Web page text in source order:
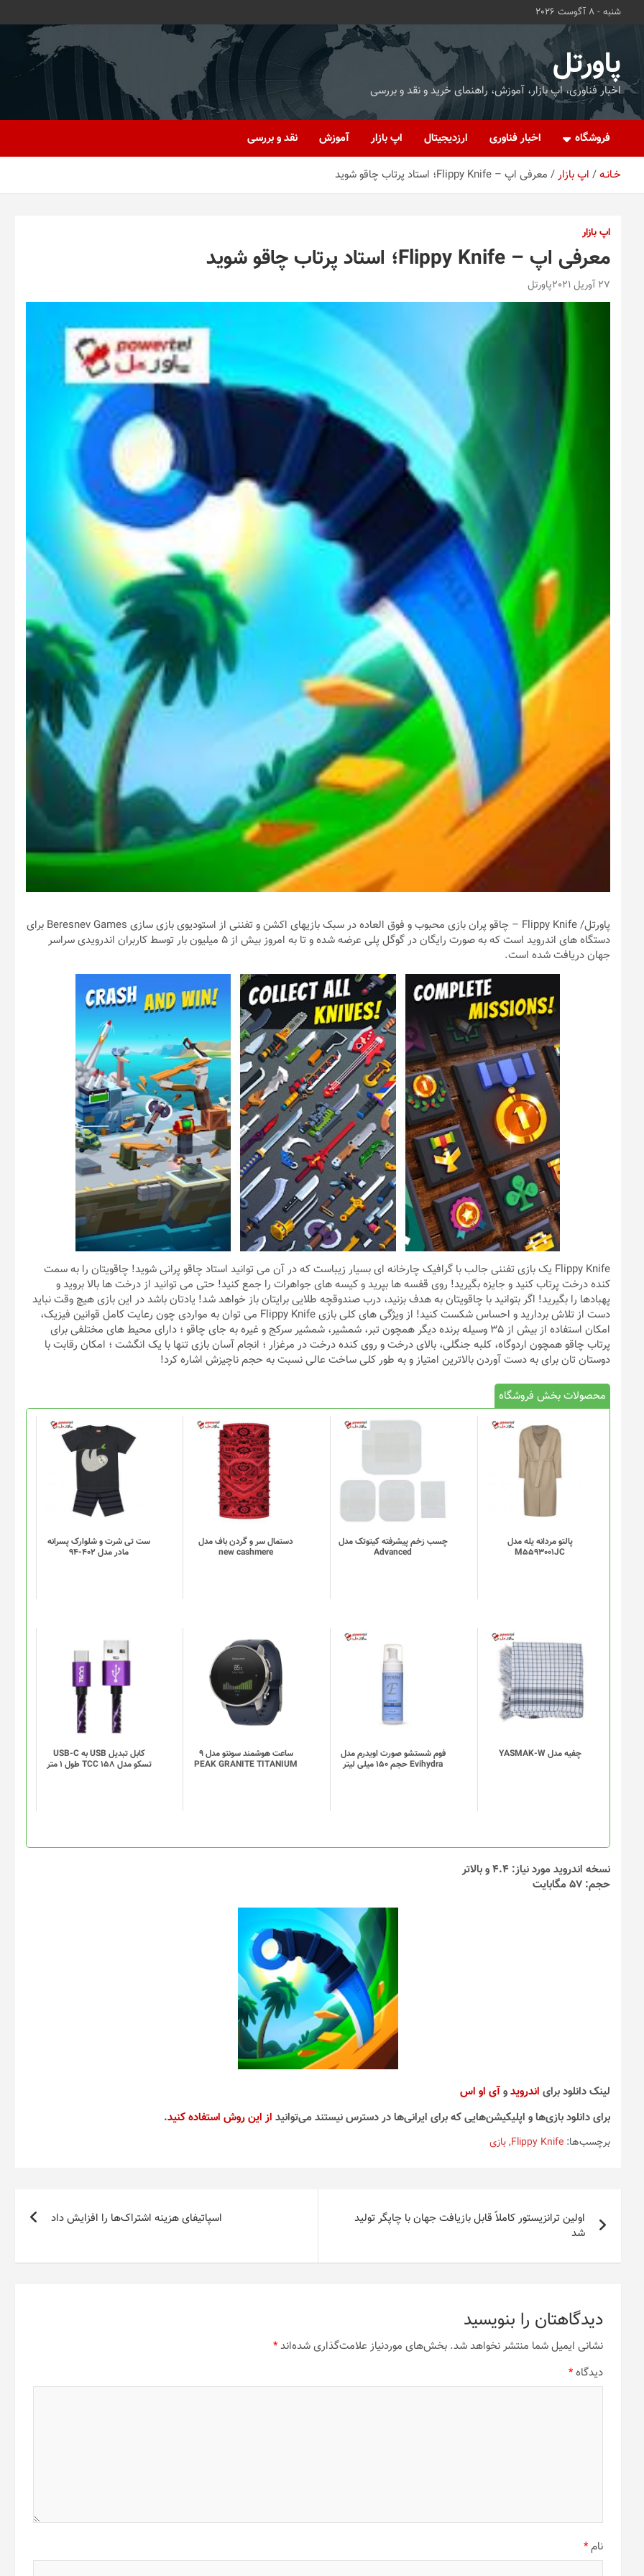
شنبه - 8 آگوست 2026
پاورتل
اخبار فناوری، اپ بازار، آموزش، راهنمای خرید و نقد و بررسی
فروشگاه اخبار فناوری ارزدیجیتال اپ بازار آموزش نقد و بررسی
خـانـه اپ بازار معرفی اپ – Flippy Knife؛ استاد پرتاب چاقو شوید
اپ بازار
معرفی اپ – Flippy Knife؛ استاد پرتاب چاقو شوید
27 آوریل 2021 پاورتل
پاورتل
/ Flippy Knife – چاقو پران بازی محبوب و فوق العاده در سبک بازیهای اکشن و تفننی از استودیوی بازی سازی Beresnev Games برای
دستگاه های اندروید است که به صورت رایگان در گوگل پلی عرضه شده و تا به امروز بیش از 5 میلیون بار توسط کاربران اندرویدی سراسر
جهان دریافت شده است.
Flippy Knife یک بازی تفننی جالب با گرافیک چارخانه ای بسیار زیباست که در آن می توانید استاد چاقو پرانی شوید! چاقویتان را به سمت
کنده درخت پرتاب کنید و جایزه بگیرید! روی قفسه ها بپرید و کیسه های جواهرات را جمع کنید! حتی می توانید از درخت ها بالا بروید و
پهبادها را بگیرید! اگر بتوانید با چاقویتان به هدف بزنید، درب صندوقچه طلایی برایتان باز خواهد شد! یادتان باشد در این بازی هیچ وقت نباید
دست از تلاش بردارید و احساس شکست کنید! از ویژگی های کلی بازی Flippy Knife می توان به مواردی چون رعایت کامل قوانین فیزیک،
امکان استفاده از بیش از 35 وسیله برنده دیگر همچون تبر، شمشیر، شمشیر سرکج و غیره به جای چاقو ؛ دارای محیط های مختلفی برای
پرتاب چاقو همچون اردوگاه، کلبه جنگلی، بالای درخت و روی کنده درخت در مرغزار ؛ انجام آسان بازی تنها با یک انگشت ؛ امکان رقابت با
دوستان تان برای به دست آوردن بالاترین امتیاز و به طور کلی ساخت عالی نسبت به حجم ناچیزش اشاره کرد!
محصولات بخش فروشگاه
پالتو مردانه یله مدل
M5593001JC
چسب زخم پیشرفته کیتوتک مدل
Advanced
دستمال سر و گردن باف مدل
new cashmere
ست تی شرت و شلوارک پسرانه
مادر مدل 402-94
چفیه مدل YASMAK-W
فوم شستشو صورت اویدرم مدل
Evihydra حجم 150 میلی لیتر
ساعت هوشمند سونتو مدل 9
PEAK GRANITE TITANIUM
این
محصول
دارای
انواع
مختلفی
می
گزینه
ها
محصول
کابل تبدیل USB به USB-C
تسکو مدل TCC 158 طول 1 متر
نسخه اندروید مورد نیاز: 4.4 و بالاتر
حجم: 57 مگابایت
لینک دانلود برای اندرویدوآی او اس
برای دانلود بازی‌ها و اپلیکیشن‌هایی که برای ایرانی‌ها در دسترس نیستند می‌توانید از این روش استفاده کنید.
برچسب‌ها: Flippy Knife
,بازی
نوشتهاولین ترانزیستور کاملاً قابل بازیافت جهان با چاپگر تولید
شد
اسپاتیفای هزینه اشتراک‌ها را افزایش داد
دیدگاهتان را بنویسید
نشانی ایمیل شما منتشر نخواهد شد. بخش‌های موردنیاز علامت‌گذاری شده‌اند*
دیدگاه*
نام*